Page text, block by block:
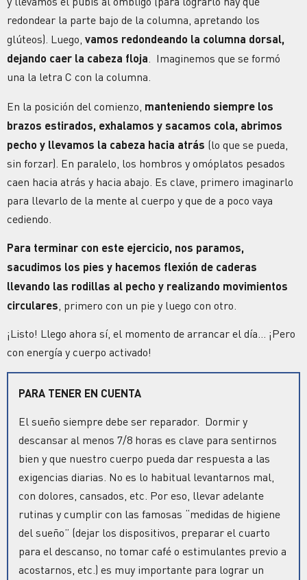
redondear la parte bajo de la columna, apretando los
glúteos). Luego, vamos redondeando la columna dorsal,
dejando caer la cabeza floja. Imaginemos que se formó
una la letra C con la columna.
En la posición del comienzo, manteniendo siempre los
brazos estirados, exhalamos y sacamos cola, abrimos
pecho y llevamos la cabeza hacia atrás (lo que se pueda,
sin forzar). En paralelo, los hombros y omóplatos pesados
caen hacia atrás y hacia abajo. Es clave, primero imaginarlo
para llevarlo de la mente al cuerpo y que de a poco vaya
cediendo.
Para terminar con este ejercicio, nos paramos,
sacudimos los pies y hacemos flexión de caderas
llevando las rodillas al pecho y realizando movimientos
circulares, primero con un pie y luego con otro.
¡Listo! Llego ahora sí, el momento de arrancar el día… ¡Pero
con energía y cuerpo activado!
PARA TENER EN CUENTA
El sueño siempre debe ser reparador. Dormir y
descansar al menos 7/8 horas es clave para sentirnos
bien y que nuestro cuerpo pueda dar respuesta a las
exigencias diarias. No es lo habitual levantarnos mal,
con dolores, cansados, etc. Por eso, llevar adelante
rutinas y cumplir con las famosas “medidas de higiene
del sueño” (dejar los dispositivos, preparar el cuarto
para el descanso, no tomar café o estimulantes previo a
acostarnos, etc.) es muy importante para lograr un